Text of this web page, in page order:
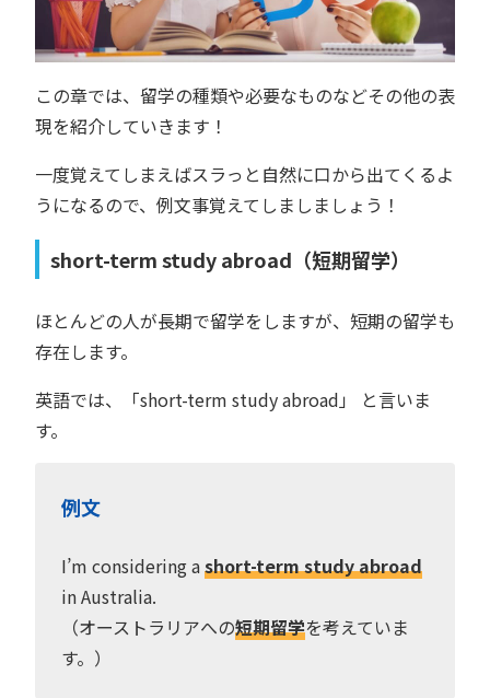
この章では、留学の種類や必要なものなどその他の表
現を紹介していきます！
一度覚えてしまえばスラっと自然に口から出てくるよ
うになるので、例文事覚えてしましましょう！
short-term study abroad（短期留学）
ほとんどの人が長期で留学をしますが、短期の留学も
存在します。
英語では、「short-term study abroad」 と言いま
す。
例文
I’m considering ashort-term study abroad
in Australia.
（オーストラリアへの短期留学を考えていま
す。）